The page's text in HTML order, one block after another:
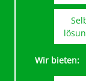
Wir bieten: